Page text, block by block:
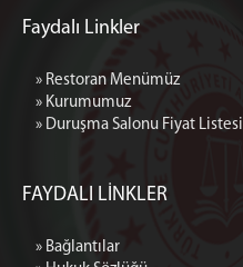
Faydalı Linkler
» Restoran Menümüz
» Kurumumuz
» Duruşma Salonu Fiyat Listesi
FAYDALI LİNKLER
» Bağlantılar